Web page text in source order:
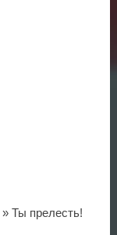
» Ты прелесть!